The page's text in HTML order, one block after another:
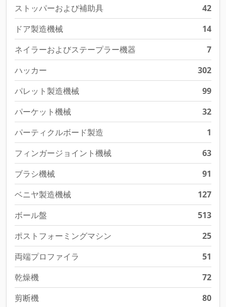
ストッパーおよび補助具
42
ドア製造機械
14
ネイラーおよびステープラー機器
7
ハッカー
302
パレット製造機械
99
パーケット機械
32
パーティクルボード製造
1
フィンガージョイント機械
63
ブラシ機械
91
ベニヤ製造機械
127
ボール盤
513
ポストフォーミングマシン
25
両端プロファイラ
51
乾燥機
72
剪断機
80